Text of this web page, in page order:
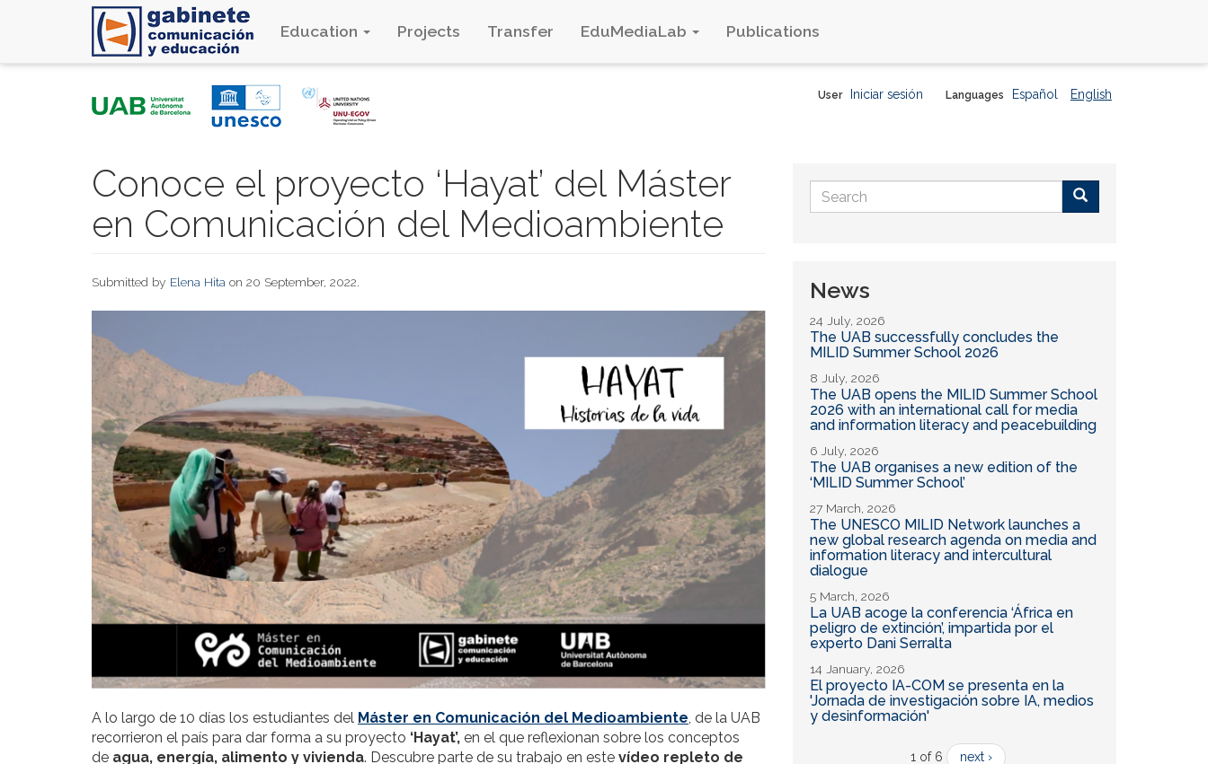
Education Projects Transfer EduMediaLab Publications
Languages Español English
User Iniciar sesión
Conoce el proyecto ‘Hayat’ del Máster
en Comunicación del Medioambiente
Submitted by Elena Hita on 20 September, 2022.
A lo largo de 10 días los estudiantes del Máster en Comunicación del Medioambiente, de la UAB
recorrieron el país para dar forma a su proyecto ‘Hayat’, en el que reflexionan sobre los conceptos
de agua, energía, alimento y vivienda. Descubre parte de su trabajo en este vídeo repleto de
Search
form
News
24 July, 2026
The UAB successfully concludes the
MILID Summer School 2026
8 July, 2026
The UAB opens the MILID Summer School
2026 with an international call for media
and information literacy and peacebuilding
6 July, 2026
The UAB organises a new edition of the
‘MILID Summer School’
27 March, 2026
The UNESCO MILID Network launches a
new global research agenda on media and
information literacy and intercultural
dialogue
5 March, 2026
La UAB acoge la conferencia ‘África en
peligro de extinción’, impartida por el
experto Dani Serralta
14 January, 2026
El proyecto IA-COM se presenta en la
'Jornada de investigación sobre IA, medios
y desinformación'
1 of 6 next ›